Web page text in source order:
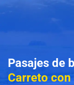
Pasajes de
Carreto